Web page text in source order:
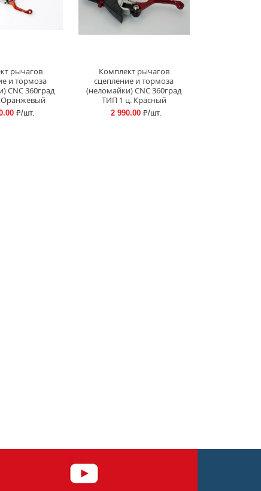
рычагов
и тормоза
CNC 360град
₽/шт.
Комплект рычагов
сцепление и тормоза
(неломайки) CNC 360град
ТИП 1 ц. Красный
2 990.00₽/шт.